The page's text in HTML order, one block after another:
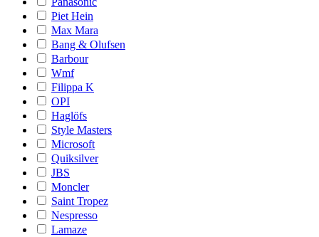
Piet Hein
Max Mara
Bang & Olufsen
Barbour
Wmf
Filippa K
OPI
Haglöfs
Style Masters
Microsoft
Quiksilver
JBS
Moncler
Saint Tropez
Nespresso
Lamaze